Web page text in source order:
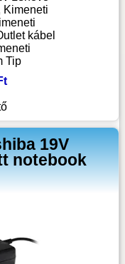
Kimeneti
kábel
Tip
19V
notebook